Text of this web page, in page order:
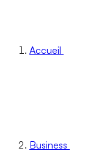
Accueil
Business